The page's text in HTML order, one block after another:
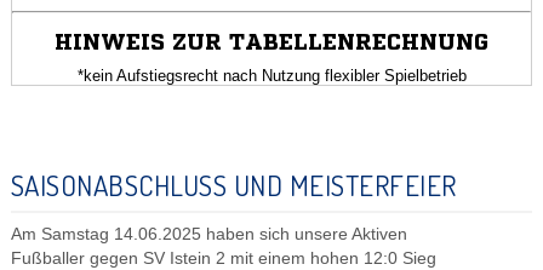
SAISONABSCHLUSS UND MEISTERFEIER
Am Samstag 14.06.2025 haben sich unsere Aktiven
Fußballer gegen SV Istein 2 mit einem hohen 12:0 Sieg